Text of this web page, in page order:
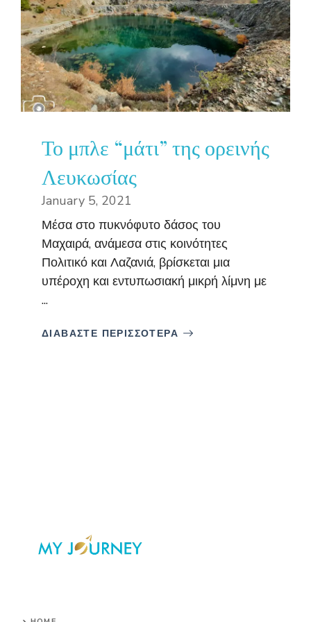
Το μπλε “μάτι” της ορεινής
Λευκωσίας
January 5, 2021
Μέσα στο πυκνόφυτο δάσος του
Μαχαιρά, ανάμεσα στις κοινότητες
Πολιτικό και Λαζανιά, βρίσκεται μια
υπέροχη και εντυπωσιακή μικρή λίμνη με
...
ΔΙΑΒΑΣΤΕ ΠΕΡΙΣΣΟΤΕΡΑ